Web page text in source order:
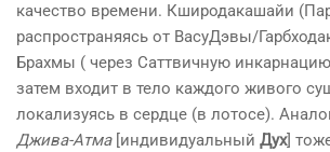
качество времени. Кширодакашайи
распространяясь от ВасуДэвы/
Брахмы ( через Саттвичную
затем входит в тело каждого живого
локализуясь в сердце (в лотосе).
Джива-Атма[индивидуальный Дух]